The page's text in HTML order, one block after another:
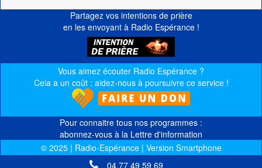
Partagez vos intentions de prière
en les envoyant à Radio Espérance !
Vous aimez écouter Radio Espérance ?
Cela a un coût : aidez-nous à poursuivre ce service !
Pour connaitre tous nos programmes :
abonnez-vous à la Lettre d'information
© 2025 | Radio-Espérance | Version Smartphone
04 77 49 59 69